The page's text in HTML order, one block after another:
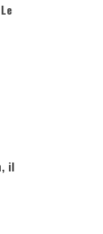
il